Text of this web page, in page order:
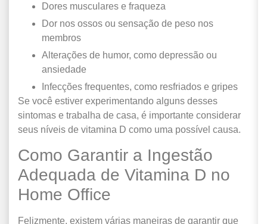
Dores musculares e fraqueza
Dor nos ossos ou sensação de peso nos
membros
Alterações de humor, como depressão ou
ansiedade
Infecções frequentes, como resfriados e gripes
Se você estiver experimentando alguns desses
sintomas e trabalha de casa, é importante considerar
seus níveis de vitamina D como uma possível causa.
Como Garantir a Ingestão
Adequada de Vitamina D no
Home Office
Felizmente, existem várias maneiras de garantir que